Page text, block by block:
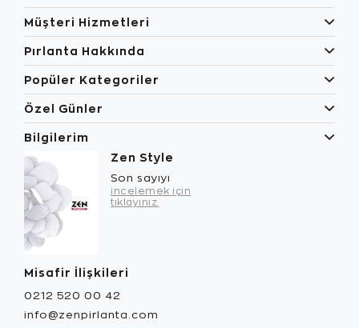
Müşteri Hizmetleri
Pırlanta Hakkında
Popüler Kategoriler
Özel Günler
Bilgilerim
Zen Style
Son sayıyı
incelemek için
tıklayınız.
Misafir İlişkileri
0212 520 00 42
info@zenpirlanta.com